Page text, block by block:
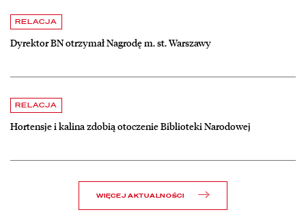
RELACJA
Dyrektor BN otrzymał Nagrodę m. st. Warszawy
czytaj więcej o Dyrektor BN otrzymał Nagrodę m. st. Warszawy
RELACJA
Hortensje i kalina zdobią otoczenie Biblioteki Narodowej
czytaj więcej o Hortensje i kalina zdobią otoczenie Biblioteki
WIĘCEJ AKTUALNOŚCI